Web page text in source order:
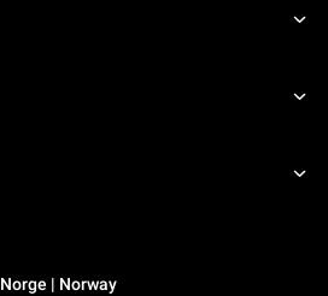
Norge | Norway